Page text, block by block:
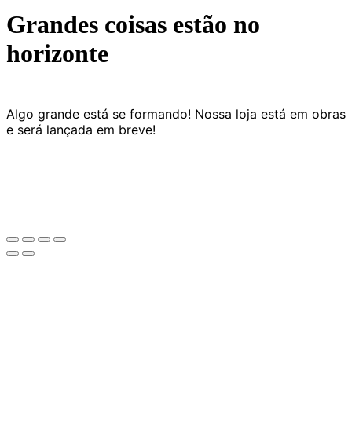
Grandes coisas estão no
horizonte
Algo grande está se formando! Nossa loja está em obras
e será lançada em breve!